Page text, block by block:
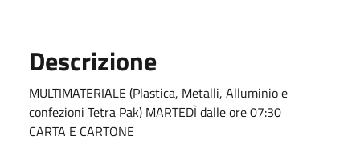
Descrizione
MULTIMATERIALE (Plastica, Metalli, Alluminio e
confezioni Tetra Pak) MARTEDÌ dalle ore 07:30
CARTA E CARTONE